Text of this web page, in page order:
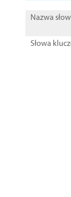
Nazwa
Słowa